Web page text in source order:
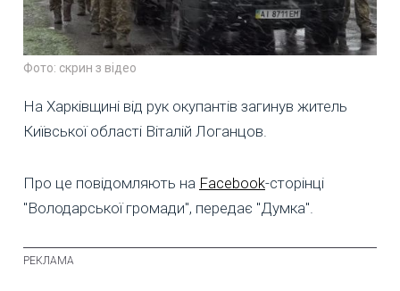
Фото: скрин з відео
На Харківщині від рук окупантів загинув житель
Київської області Віталій Логанцов.
Про це повідомляють на Facebook-сторінці
"Володарської громади", передає "Думка".